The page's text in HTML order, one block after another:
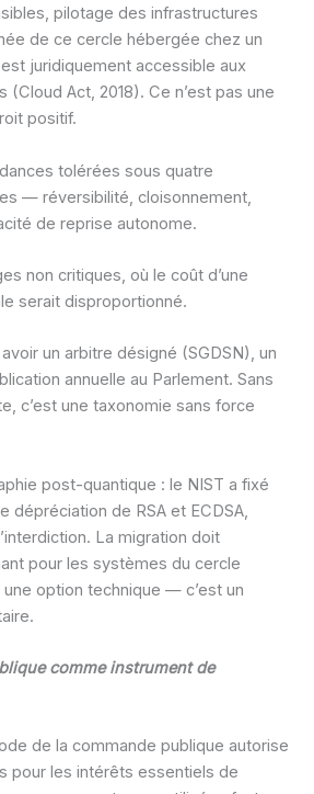
pilotage des infrastructures
de ce cercle hébergée chez un
juridiquement accessible aux
(Cloud Act, 2018). Ce n’est pas une
positif.
tolérées sous quatre
— réversibilité, cloisonnement,
de reprise autonome.
non critiques, où le coût d’une
serait disproportionné.
un arbitre désigné (SGDSN), un
annuelle au Parlement. Sans
c’est une taxonomie sans force
post-quantique : le NIST a fixé
dépréciation de RSA et ECDSA,
La migration doit
pour les systèmes du cercle
une option technique — c’est un
comme instrument de
de la commande publique autorise
pour les intérêts essentiels de